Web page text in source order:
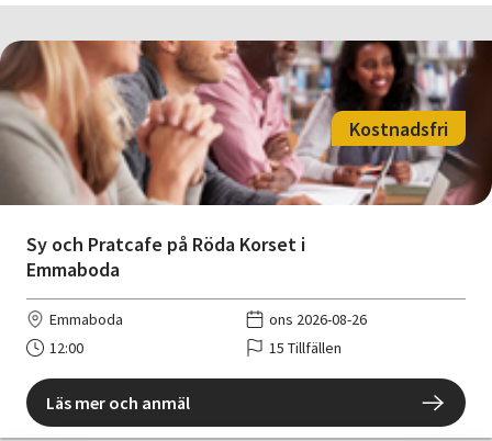
Sy och Pratcafe på Röda Korset i
Emmaboda
Kostnadsfri
Emmaboda
ons 2026-08-26
12:00
15 Tillfällen
Läs mer och anmäl